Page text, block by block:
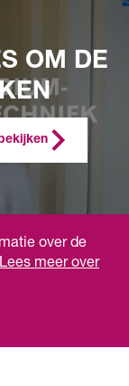
OM DE
over de
Lees meer over